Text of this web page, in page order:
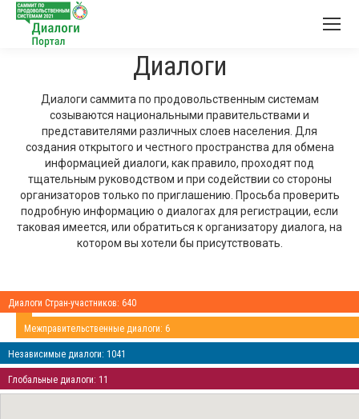
Диалоги
Диалоги саммита по продовольственным системам
созываются национальными правительствами и
представителями различных слоев населения. Для
создания открытого и честного пространства для обмена
информацией диалоги, как правило, проходят под
тщательным руководством и при содействии со стороны
организаторов только по приглашению. Просьба проверить
подробную информацию о диалогах для регистрации, если
таковая имеется, или обратиться к организатору диалога, на
котором вы хотели бы присутствовать.
Диалоги Стран-участников: 640
Межправительственные диалоги: 6
Независимые диалоги: 1041
Глобальные диалоги: 11